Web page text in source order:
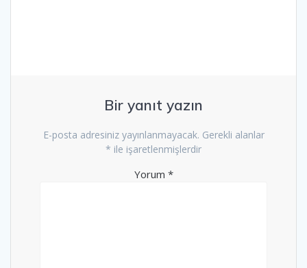
Bir yanıt yazın
E-posta adresiniz yayınlanmayacak. Gerekli alanlar
* ile işaretlenmişlerdir
Yorum *